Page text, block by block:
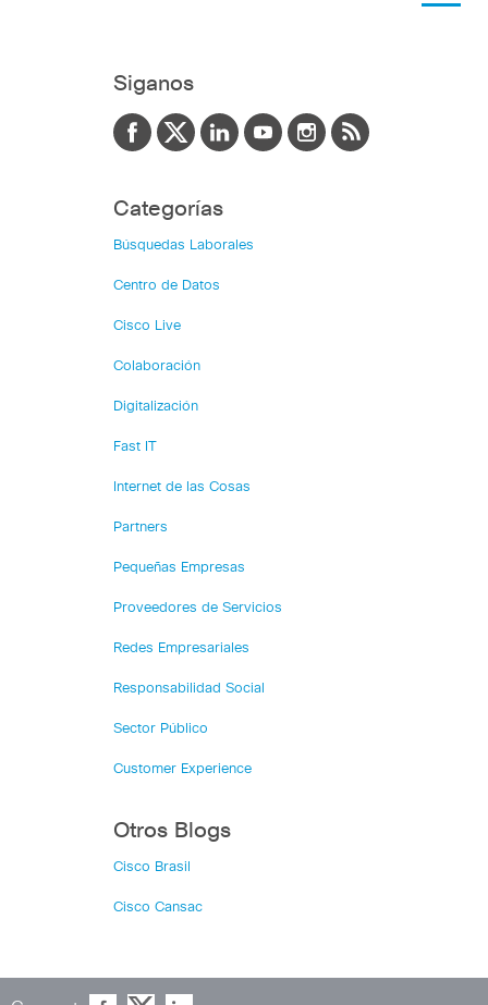
Siganos
Categorías
Búsquedas Laborales
Centro de Datos
Cisco Live
Colaboración
Digitalización
Fast IT
Internet de las Cosas
Partners
Pequeñas Empresas
Proveedores de Servicios
Redes Empresariales
Responsabilidad Social
Sector Público
Customer Experience
Otros Blogs
Cisco Brasil
Cisco Cansac